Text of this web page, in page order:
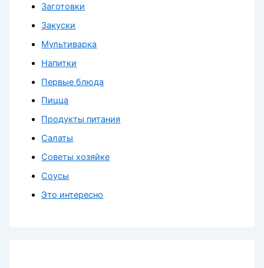
Заготовки
Закуски
Мультиварка
Напитки
Первые блюда
Пицца
Продукты питания
Салаты
Советы хозяйке
Соусы
Это интересно